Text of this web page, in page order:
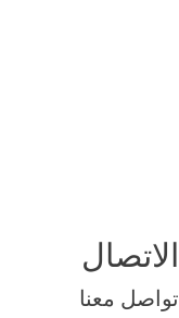
الاتصال
تواصل معنا